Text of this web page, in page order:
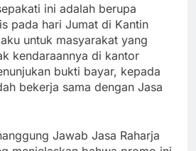
ini adalah berupa
pada hari Jumat di Kantin
untuk masyarakat yang
kendaraannya di kantor
bukti bayar, kepada
bekerja sama dengan Jasa
Jawab Jasa Raharja